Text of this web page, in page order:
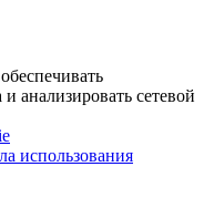
анализировать сетевой
использования